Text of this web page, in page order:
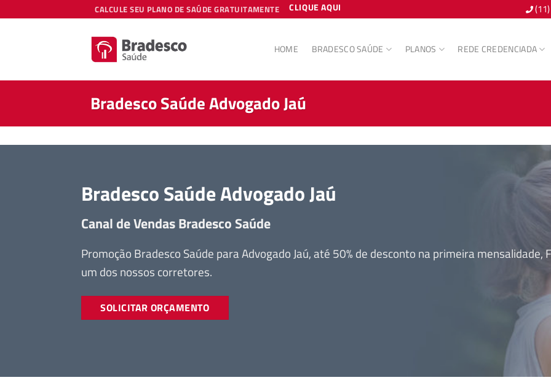
to
CALCULE SEU PLANO DE SAÚDE GRATUITAMENTE CLIQUE AQUI
HOME BRADESCO SAÚDE PLANOS REDE CREDENCIADA
Bradesco Saúde Advogado Jaú
Bradesco Saúde Advogado Jaú
Canal de Vendas Bradesco Saúde
Promoção Bradesco Saúde para Advogado Jaú, até 50% de desconto na primeira mensalidade,
um dos nossos corretores.
SOLICITAR ORÇAMENTO